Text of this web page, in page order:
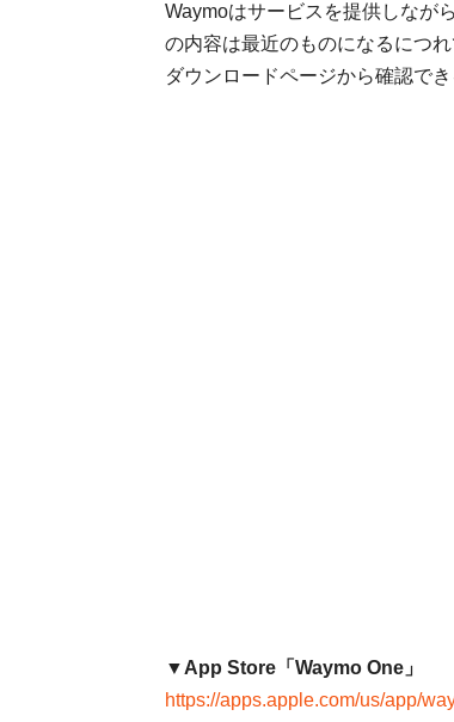
Waymoはサービスを提供しなが
の内容は最近のものになるにつ
ダウンロードページから確認で
▼App Store「Waymo One」
https://apps.apple.com/us/app/